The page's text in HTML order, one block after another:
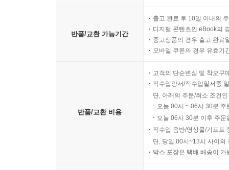
반품/교환 가능기간
출고 완료 후 10일 이내의
디지털 콘텐츠인 eBook의
중고상품의 경우 출고 완료
모바일 쿠폰의 경우 유효기
반품/교환 비용
고객의 단순변심 및 착오구
직수입양서/직수입일서중
단, 아래의 주문/취소 조건
오늘 00시 ~ 06시 30분
오늘 06시 30분 이후 주
직수입 음반/영상물/기프트
단, 당일 00시~13시 사이의
박스 포장은 택배 배송이